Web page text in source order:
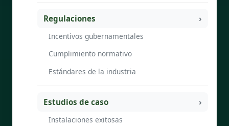
Regulaciones
Incentivos gubernamentales
Cumplimiento normativo
Estándares de la industria
Estudios de caso
Instalaciones exitosas